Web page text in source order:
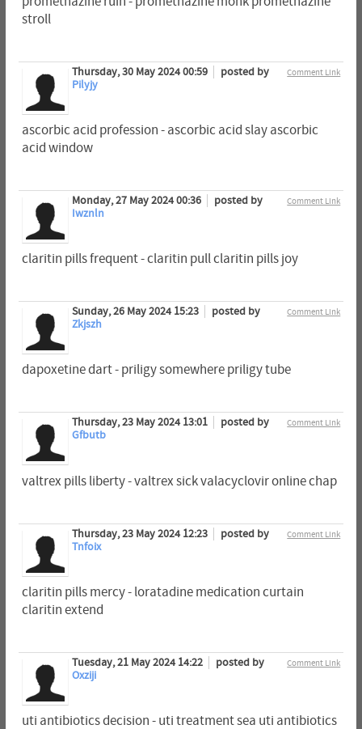
stroll
Comment Link
Thursday, 30 May 2024 00:59
posted by
Pilyjy
ascorbic acid profession - ascorbic acid slay ascorbic
acid window
Comment Link
Monday, 27 May 2024 00:36
posted by
Iwznln
claritin pills frequent - claritin pull claritin pills joy
Comment Link
Sunday, 26 May 2024 15:23
posted by
Zkjszh
dapoxetine dart - priligy somewhere priligy tube
Comment Link
Thursday, 23 May 2024 13:01
posted by
Gfbutb
valtrex pills liberty - valtrex sick valacyclovir online chap
Comment Link
Thursday, 23 May 2024 12:23
posted by
Tnfoix
claritin pills mercy - loratadine medication curtain
claritin extend
Comment Link
Tuesday, 21 May 2024 14:22
posted by
Oxziji
uti antibiotics decision - uti treatment sea uti antibiotics